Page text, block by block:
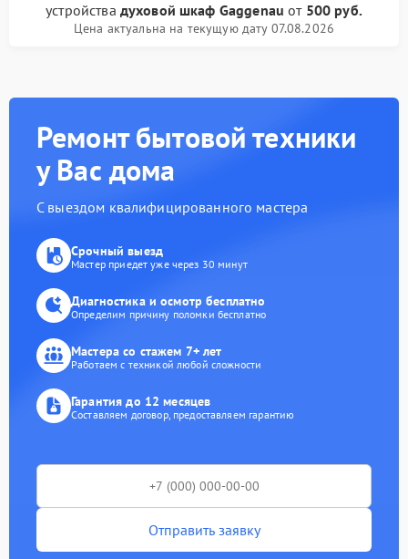
устройства духовой шкаф Gaggenau от 500 руб.
Цена актуальна на текущую дату 07.08.2026
Ремонт бытовой техники
у Вас дома
С выездом квалифицированного мастера
Срочный выезд
Мастер приедет уже через 30 минут
Диагностика и осмотр бесплатно
Определим причину поломки бесплатно
Мастера со стажем 7+ лет
Работаем с техникой любой сложности
Гарантия до 12 месяцев
Составляем договор, предоставляем гарантию
Отправить заявку